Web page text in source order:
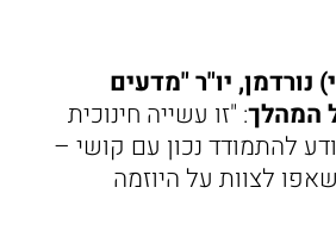
נורדמן, יו"ר "מדעים
המהלך: "זו עשייה חינוכית
להתמודד נכון עם קושי –
לצוות על היוזמה